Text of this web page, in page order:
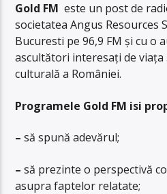
Gold FM este un post de
societatea Angus Resources
Bucuresti pe 96,9 FM și cu o
ascultători interesaţi de viaţa
culturală a României.
Programele Gold FM isi
– să spună adevărul;
– să prezinte o perspectivă
asupra faptelor relatate;